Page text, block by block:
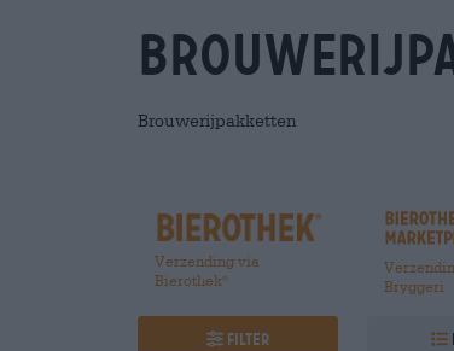
Brouwerijpakketten
Verzending via
Bierothek®
Bryggeri
Filter